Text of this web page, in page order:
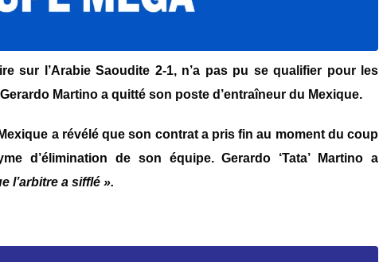
sur l’Arabie Saoudite 2-1, n’a pas pu se qual ifier pour les
Martino a quitté son poste d’entraîneur du Mexique.
a révélé que son contrat a pris fin au moment du coup
d’élimination de son équipe. Gerardo ‘Tata’ Martino a
l’arbitre a sifflé ».